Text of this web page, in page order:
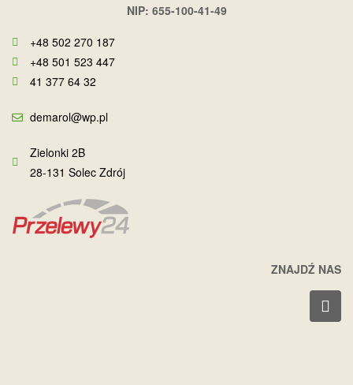
NIP: 655-100-41-49
+48 502 270 187
+48 501 523 447
41 377 64 32
demarol@wp.pl
Zielonki 2B
28-131 Solec Zdrój
ZNAJDŹ NAS